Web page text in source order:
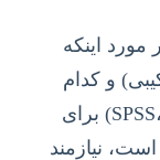
اینکه
و کدام
ابزار آماری (مانند SPSS، PLS، R، Python) برای
نیازمند